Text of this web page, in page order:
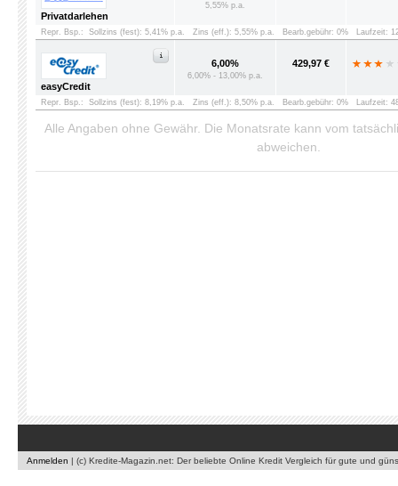
Privatdarlehen
5,55% p.a.
Repr. Bsp.: Sollzins (fest): 5,41% p.a. Zins (eff.): 5,55% p.a. Bearb.gebühr: 0% Laufzeit:
easyCredit
6,00%
6,00% - 13,00% p.a.
429,97 €
Repr. Bsp.: Sollzins (fest): 8,19% p.a. Zins (eff.): 8,50% p.a. Bearb.gebühr: 0% Laufzeit:
Alle Angaben ohne Gewähr. Die Monatsrate kann vom
abweichen.
Anmelden | (c) Kredite-Magazin.net: Der beliebte Online Kredit Vergleich für gute und